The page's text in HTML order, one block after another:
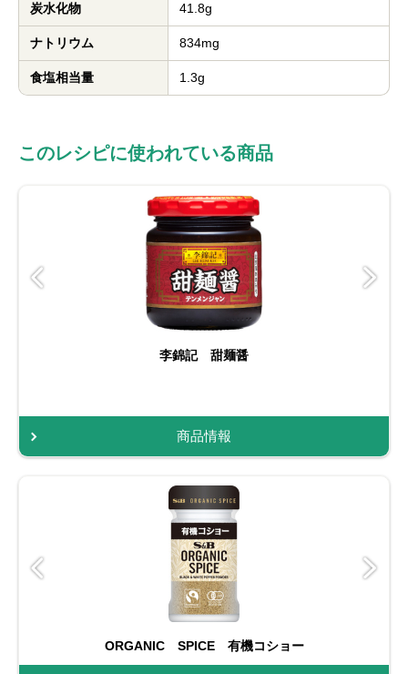
炭水化物 41.8g
ナトリウム 834mg
食塩相当量 1.3g
このレシピに使われている商品
李錦記 甜麺醤
商品情報
ORGANIC SPICE 有機コショー